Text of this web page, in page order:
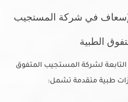
في شركة المستجيب
الطبية
لشركة المستجيب المتفوق
طبية متقدمة تشمل: